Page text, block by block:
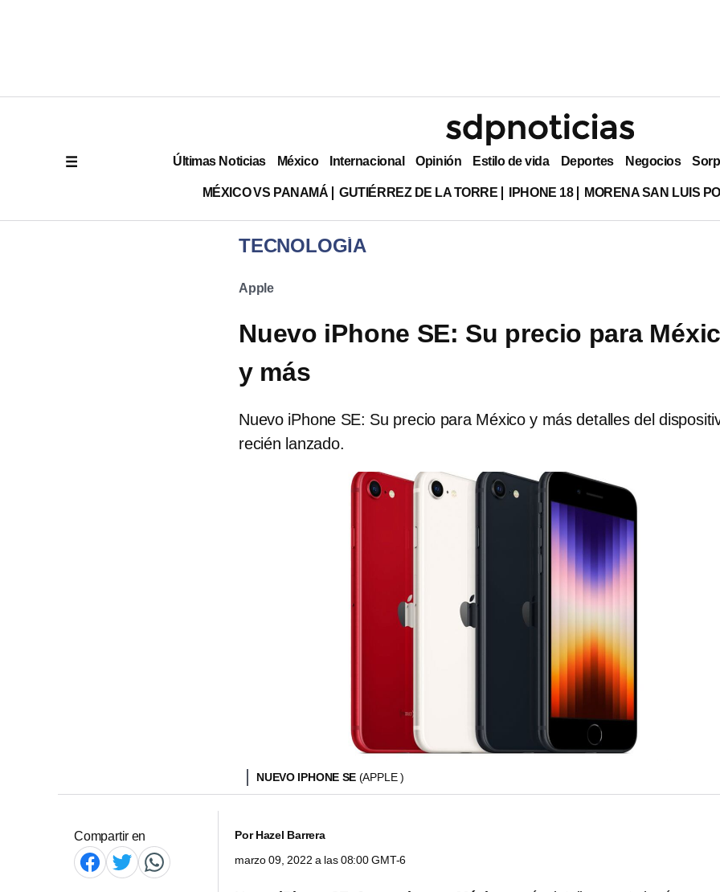
Últimas Noticias México Internacional Opinión Estilo de vida Deportes Negocios
MÉXICO VS PANAMÁ GUTIÉRREZ DE LA TORRE IPHONE 18 MORENA SAN LUIS
TECNOLOGÍA
Apple
Nuevo iPhone SE: Su precio para
y más
Nuevo iPhone SE: Su precio para México y más detalles del
recién lanzado.
NUEVO IPHONE SE (APPLE )
Compartir en PorHazel Barrera
marzo 09, 2022 a las 08:00 GMT-6